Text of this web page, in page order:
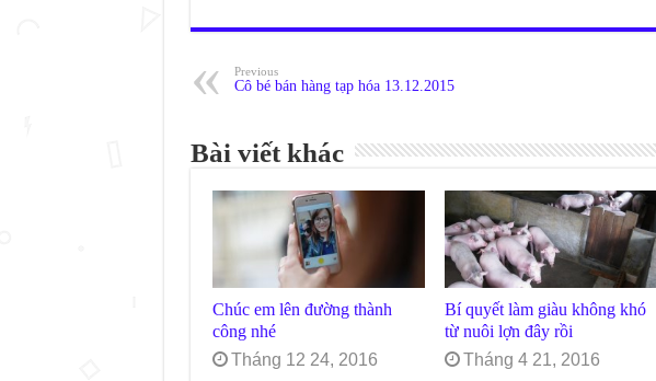
Previous
Cô bé bán hàng tạp hóa 13.12.2015
Bài viết khác
Chúc em lên đường thành
công nhé
Tháng 12 24, 2016
Bí quyết làm giàu không khó
từ nuôi lợn đây rồi
Tháng 4 21, 2016